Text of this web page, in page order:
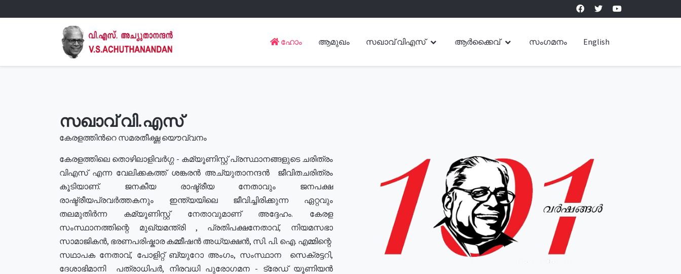
ഹോം ആമുഖം സഖാവ് വിഎസ് ആർക്കൈവ് സംഗമനം English
സഖാവ് വി.എസ്
കേരളത്തിൻറെ സമരതീക്ഷ്ണ യൌവ്വനം
കേരളത്തിലെ തൊഴിലാളിവർഗ്ഗ - കമ്യൂണിസ്റ്റ് പ്രസ്ഥാനങ്ങളുടെ ചരിത്രം
വിഎസ് എന്ന വേലിക്കകത്ത് ശങ്കരൻ അച്യുതാനന്ദൻ ജീവിതചരിത്രം
കൂടിയാണ്. ജനകീയ രാഷ്ട്രീയ നേതാവും ജനപക്ഷ
രാഷ്ട്രീയപ്രവർത്തകനും ഇന്ത്യയിലെ ജീവിച്ചിരിക്കുന്ന ഏറ്റവും
തലമുതിർന്ന കമ്യൂണിസ്റ്റ് നേതാവുമാണ് അദ്ദേഹം. കേരള
സംസ്ഥാനത്തിന്റെ മുഖ്യമന്ത്രി , പ്രതിപക്ഷനേതാവ്, നിയമസഭാ
സാമാജികൻ, ഭരണപരിഷ്കാര കമ്മീഷൻ അധ്യക്ഷൻ, സി. പി. ഐ. എമ്മിന്റെ
സഥാപക നേതാവ്, പോളിറ്റ് ബ്യുറോ അംഗം, സംസ്ഥാന സെക്രട്ടറി,
ദേശാഭിമാനി പത്രാധിപർ, നിരവധി പുരോഗമന - ട്രേഡ് യൂണിയൻ